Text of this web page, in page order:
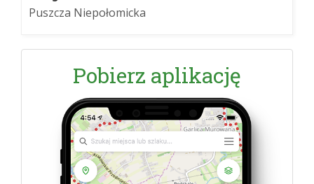
Puszcza Niepołomicka
Pobierz aplikację